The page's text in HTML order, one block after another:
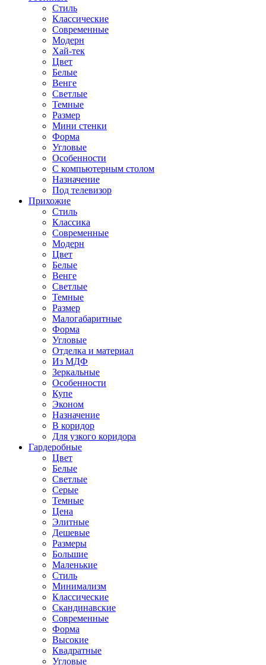
Стиль
Классические
Современные
Модерн
Хай-тек
Цвет
Белые
Венге
Светлые
Темные
Размер
Мини стенки
Форма
Угловые
Особенности
С компьютерным столом
Назначение
Под телевизор
Прихожие
Стиль
Классика
Современные
Модерн
Цвет
Белые
Венге
Светлые
Темные
Размер
Малогабаритные
Форма
Угловые
Отделка и материал
Из МДФ
Зеркальные
Особенности
Купе
Эконом
Назначение
В коридор
Для узкого коридора
Гардеробные
Цвет
Белые
Светлые
Серые
Темные
Цена
Элитные
Дешевые
Размеры
Большие
Маленькие
Стиль
Минимализм
Классические
Скандинавские
Современные
Форма
Высокие
Квадратные
Угловые